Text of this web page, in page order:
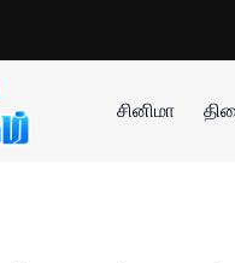
சினிமா